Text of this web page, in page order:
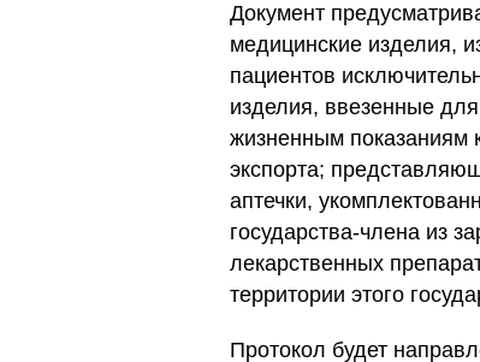
Документ
медицинские изделия,
пациентов
изделия, ввезенные
жизненным показаниям
экспорта;
аптечки,
государства-члена из
лекарственных
территории этого
Протокол будет